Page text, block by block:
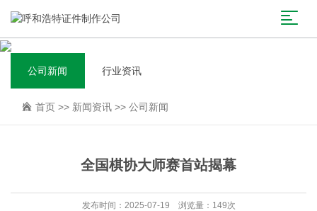
公司新闻 行业资讯
首页 >> 新闻资讯 >> 公司新闻
全国棋协大师赛首站揭幕
发布时间：2025-07-19 浏览量：149次